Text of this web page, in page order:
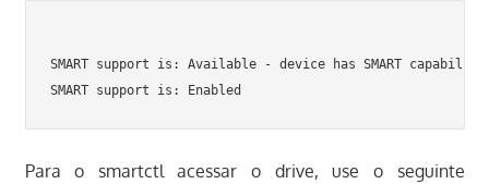
SMART support is: Available - device has SMART
Para o smartctl acessar o drive, use o seguinte